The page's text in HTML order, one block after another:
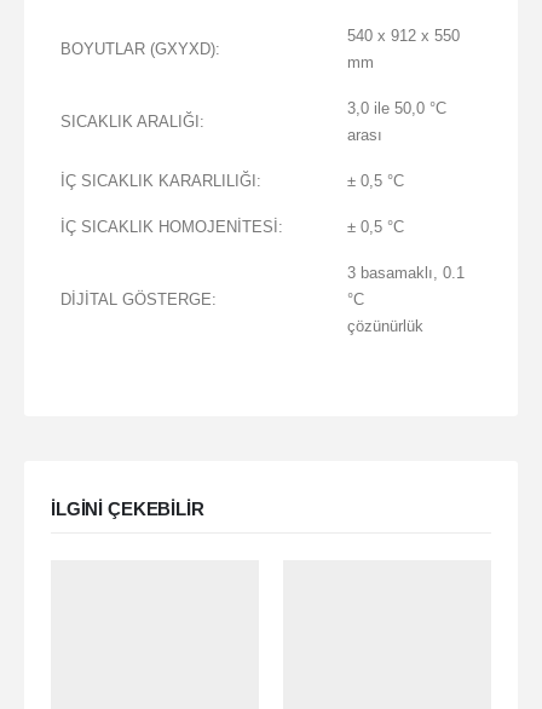
BOYUTLAR (GXYXD):
540 x 912 x 550
mm
SICAKLIK ARALIĞI:
3,0 ile 50,0 °C
arası
İÇ SICAKLIK KARARLILIĞI: ± 0,5 °C
İÇ SICAKLIK HOMOJENİTESİ: ± 0,5 °C
DİJİTAL GÖSTERGE:
3 basamaklı, 0.1
°C
çözünürlük
ILGINI ÇEKEBILIR